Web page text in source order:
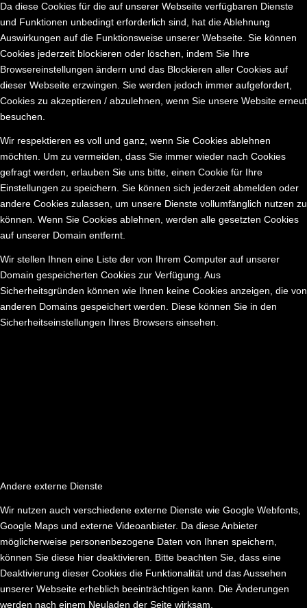
Da diese Cookies für die auf unserer Webseite verfügbaren Dienste
und Funktionen unbedingt erforderlich sind, hat die Ablehnung
Auswirkungen auf die Funktionsweise unserer Webseite. Sie können
Cookies jederzeit blockieren oder löschen, indem Sie Ihre
Browsereinstellungen ändern und das Blockieren aller Cookies auf
dieser Webseite erzwingen. Sie werden jedoch immer aufgefordert,
Cookies zu akzeptieren / abzulehnen, wenn Sie unsere Website erneut
besuchen.
Wir respektieren es voll und ganz, wenn Sie Cookies ablehnen
möchten. Um zu vermeiden, dass Sie immer wieder nach Cookies
gefragt werden, erlauben Sie uns bitte, einen Cookie für Ihre
Einstellungen zu speichern. Sie können sich jederzeit abmelden oder
andere Cookies zulassen, um unsere Dienste vollumfänglich nutzen zu
können. Wenn Sie Cookies ablehnen, werden alle gesetzten Cookies
auf unserer Domain entfernt.
Wir stellen Ihnen eine Liste der von Ihrem Computer auf unserer
Domain gespeicherten Cookies zur Verfügung. Aus
Sicherheitsgründen können wie Ihnen keine Cookies anzeigen, die von
anderen Domains gespeichert werden. Diese können Sie in den
Sicherheitseinstellungen Ihres Browsers einsehen.
Andere externe Dienste
Wir nutzen auch verschiedene externe Dienste wie Google Webfonts,
Google Maps und externe Videoanbieter. Da diese Anbieter
möglicherweise personenbezogene Daten von Ihnen speichern,
können Sie diese hier deaktivieren. Bitte beachten Sie, dass eine
Deaktivierung dieser Cookies die Funktionalität und das Aussehen
unserer Webseite erheblich beeinträchtigen kann. Die Änderungen
werden nach einem Neuladen der Seite wirksam.